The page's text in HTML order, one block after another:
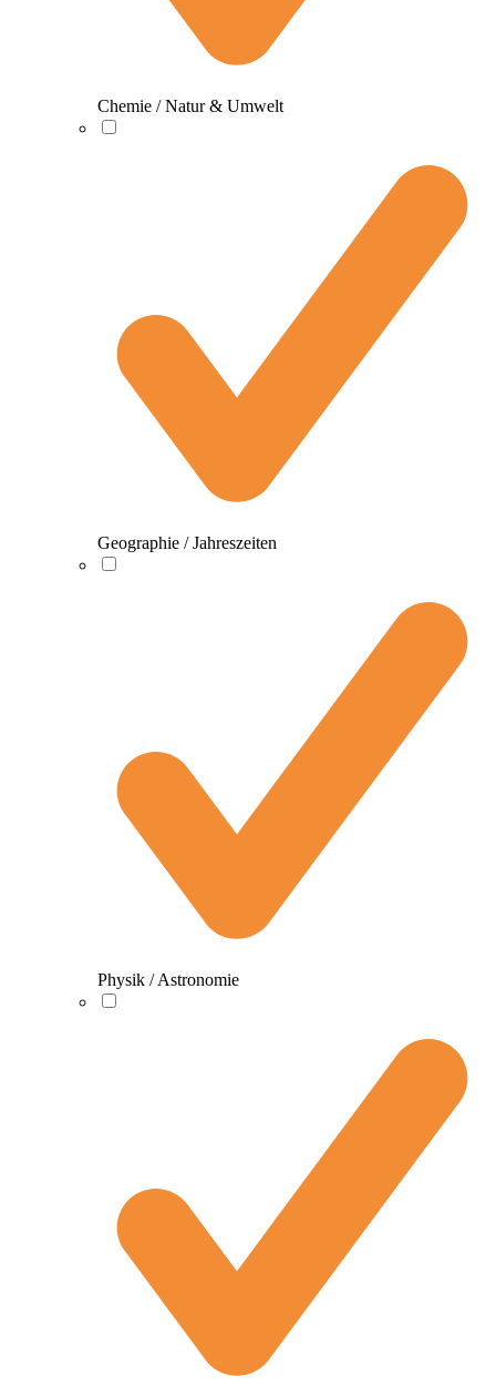
Chemie / Natur & Umwelt
Geographie / Jahreszeiten
Physik / Astronomie